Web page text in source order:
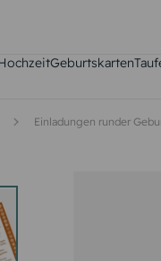
Geburtskarten
Einladungen runder